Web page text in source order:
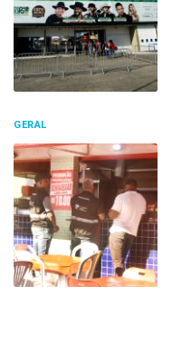
GERAL